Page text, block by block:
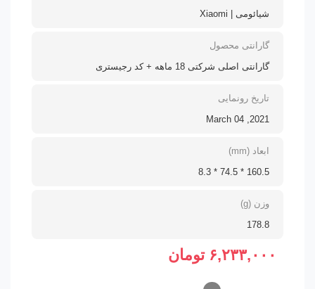
شیائومی | Xiaomi
گارانتی محصول
گارانتی اصلی شرکتی 18 ماهه + کد رجیستری
تاریخ رونمایی
2021, March 04
ابعاد (mm)
160.5 * 74.5 * 8.3
وزن (g)
178.8
۶,۲۳۳,۰۰۰ تومان